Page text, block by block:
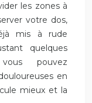
les zones à
votre dos,
mis à rude
quelques
pouvez
en
mieux et la